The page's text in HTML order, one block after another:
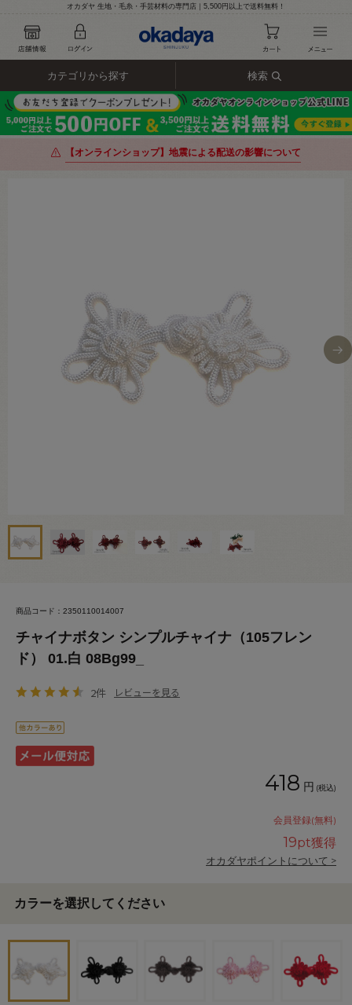
オカダヤ 生地・毛糸・手芸材料の専門店｜5,500円以上で送料無料！
カテゴリから探す 検索
【オンラインショップ】地震による配送の影響について
商品コード：2350110014007
チャイナボタン シンプルチャイナ（105フレン
ド） 01.白 08Bg99_
2件 レビューを見る
418 円 (税込)
会員登録(無料)
19pt獲得
オカダヤポイントについて >
カラーを選択してください